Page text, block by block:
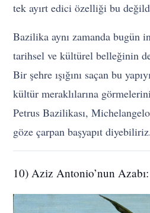
tek ayırt edici özelliği bu
Bazilika aynı zamanda bugün
tarihsel ve kültürel belleğinin
Bir şehre ışığını saçan bu
kültür meraklılarına
Petrus Bazilikası,
göze çarpan başyapıt diyebiliriz.
10) Aziz Antonio’nun